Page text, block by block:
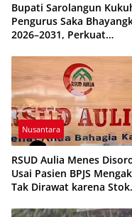
Bupati Sarolangun
Pengurus Saka
2026–2031, Perkuat
Generasi Muda
Nusantara
RSUD Aulia Menes
Usai Pasien BPJS
Tak Dirawat karena Stok